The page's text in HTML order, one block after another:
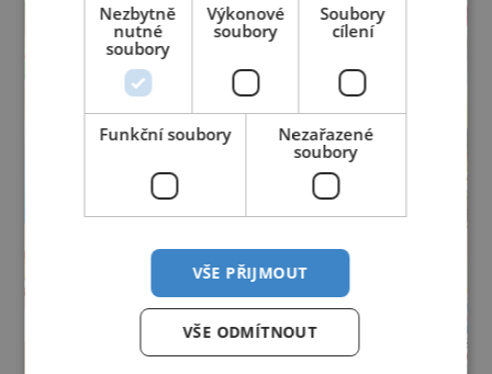
Nezbytně
nutné
soubory
Výkonové
soubory
Soubory
cílení
Funkční soubory
Nezařazené
soubory
VŠE PŘIJMOUT
VŠE ODMÍTNOUT